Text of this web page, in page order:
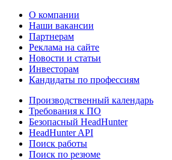
О компании
Наши вакансии
Партнерам
Реклама на сайте
Новости и статьи
Инвесторам
Кандидаты по профессиям
Производственный календарь
Требования к ПО
Безопасный HeadHunter
HeadHunter API
Поиск работы
Поиск по резюме